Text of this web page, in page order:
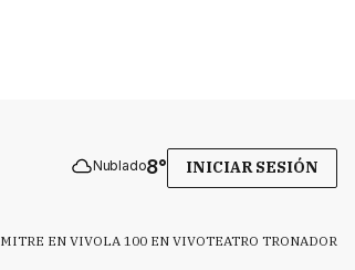
Nublado8° INICIAR SESIÓN
MITRE EN VIVOLA 100 EN VIVOTEATRO TRONADOR